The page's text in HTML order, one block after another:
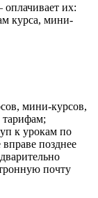
их:
курса, мини-
мини-курсов,
к урокам по
позднее
почту